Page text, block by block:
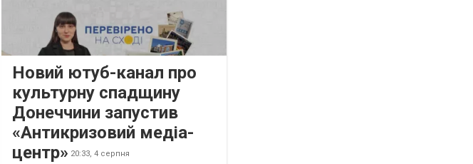
Новий ютуб-канал про
культурну спадщину
Донеччини запустив
«Антикризовий медіа-
центр» 20:33, 4 серпня